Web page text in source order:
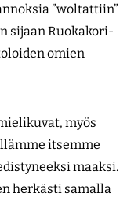
”woltattiin”
sijaan Ruokakori-
omien
myös
itsemme
maaksi.
herkästi samalla